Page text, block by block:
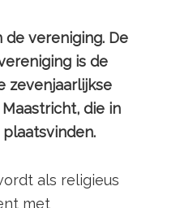
vereniging. De
is de
zevenjaarlijkse
die in
als religieus
met